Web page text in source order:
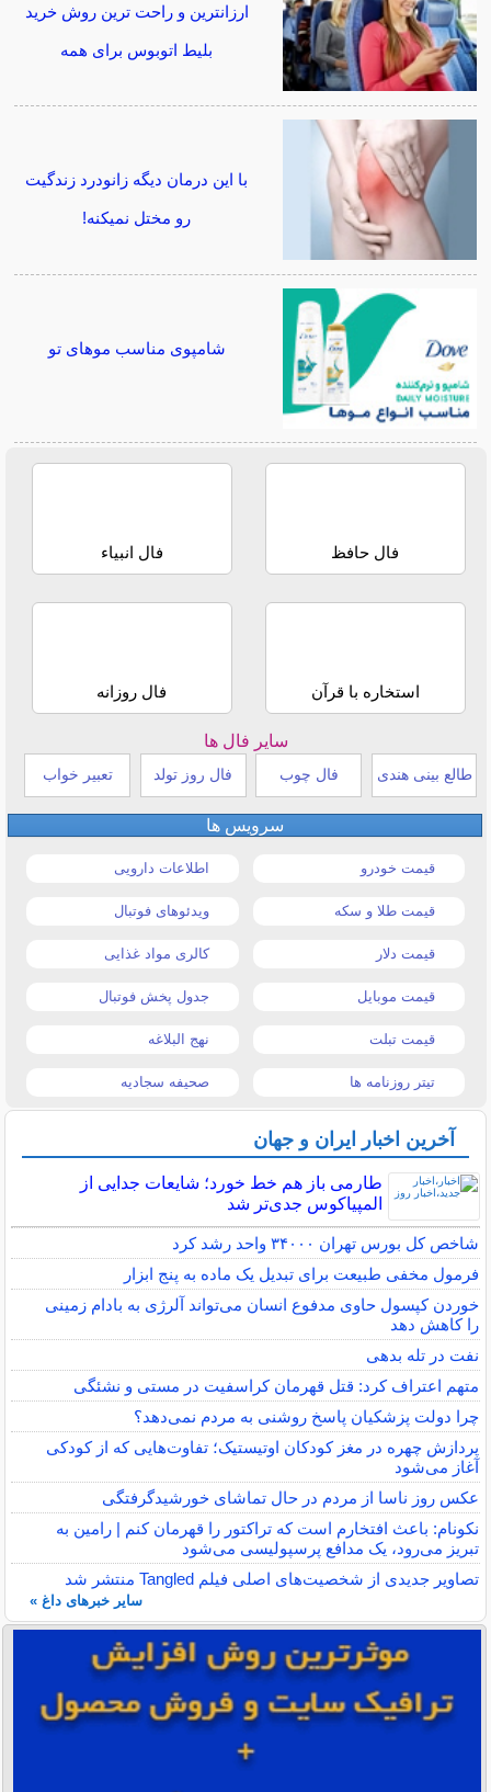
ارزانترین و راحت ترین روش خرید
بلیط اتوبوس برای همه
با این درمان دیگه زانودرد زندگیت
رو مختل نمیکنه!
شامپوی مناسب موهای تو
فال حافظ فال انبیاء
استخاره با قرآن فال روزانه
سایر فال ها
طالع بینی هندی فال چوب فال روز تولد تعبیر خواب
سرویس ها
قیمت خودرو اطلاعات دارویی
قیمت طلا و سکه ویدئوهای فوتبال
قیمت دلار کالری مواد غذایی
قیمت موبایل جدول پخش فوتبال
قیمت تبلت نهج البلاغه
تیتر روزنامه ها صحیفه سجادیه
آخرین اخبار ایران و جهان
طارمی باز هم خط خورد؛ شایعات جدایی از
المپیاکوس جدی‌تر شد
شاخص کل بورس تهران ۳۴۰۰۰ واحد رشد کرد
فرمول مخفی طبیعت برای تبدیل یک ماده به پنج ابزار
خوردن کپسول حاوی مدفوع انسان می‌تواند آلرژی به بادام زمینی
را کاهش دهد
نفت در تله بدهی
متهم اعتراف کرد: قتل قهرمان کراسفیت در مستی و نشئگی
چرا دولت پزشکیان پاسخ روشنی به مردم نمی‌دهد؟
پردازش چهره در مغز کودکان اوتیستیک؛ تفاوت‌هایی که از کودکی
آغاز می‌شود
عکس روز ناسا از مردم در حال تماشای خورشیدگرفتگی
نکونام: باعث افتخارم است که تراکتور را قهرمان کنم | رامین به
تبریز می‌رود، یک مدافع پرسپولیسی می‌شود
تصاویر جدیدی از شخصیت‌های اصلی فیلم Tangled منتشر شد
سایر خبرهای داغ »